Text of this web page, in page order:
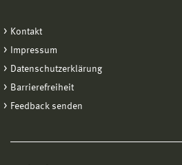
Kontakt
Impressum
Datenschutzerklärung
Barrierefreiheit
Feedback senden